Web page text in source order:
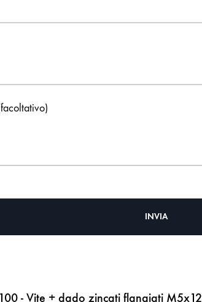
- Vite + dado zincati flangiati M5x12